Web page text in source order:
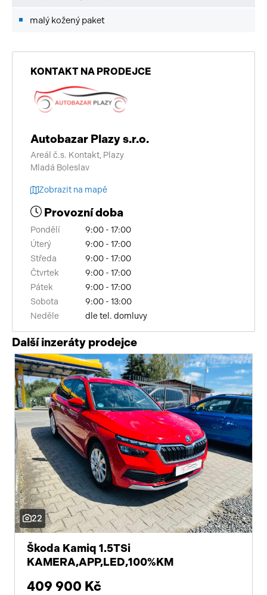
malý kožený paket
KONTAKT NA PRODEJCE
Autobazar Plazy s.r.o.
Areál č.s. Kontakt, Plazy
Mladá Boleslav
Zobrazit na mapě
Provozní doba
Pondělí
9:00 - 17:00
Úterý
9:00 - 17:00
Středa
9:00 - 17:00
Čtvrtek
9:00 - 17:00
Pátek
9:00 - 17:00
Sobota
9:00 - 13:00
Neděle
dle tel. domluvy
Další inzeráty prodejce
22
Škoda Kamiq 1.5TSi
KAMERA,APP,LED,100%KM
409 900 Kč